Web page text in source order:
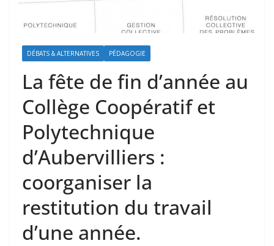
DÉBATS & ALTERNATIVES PÉDAGOGIE
La fête de fin d’année au
Collège Coopératif et
Polytechnique
d’Aubervilliers :
coorganiser la
restitution du travail
d’une année.